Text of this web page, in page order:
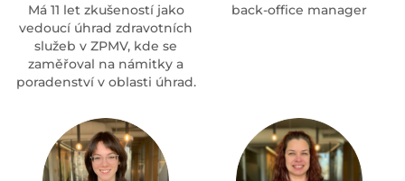
Má 11 let zkušeností jako
vedoucí úhrad zdravotních
služeb v ZPMV, kde se
zaměřoval na námitky a
poradenství v oblasti úhrad.
back-office manager